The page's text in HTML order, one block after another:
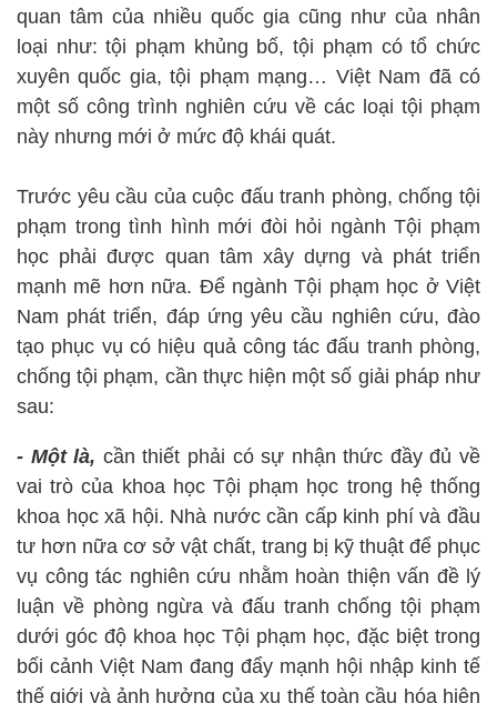
quan tâm của nhiều quốc gia cũng như của nhân
loại như: tội phạm khủng bố, tội phạm có tổ chức
xuyên quốc gia, tội phạm mạng… Việt Nam đã có
một số công trình nghiên cứu về các loại tội phạm
này nhưng mới ở mức độ khái quát.
Trước yêu cầu của cuộc đấu tranh phòng, chống tội
phạm trong tình hình mới đòi hỏi ngành Tội phạm
học phải được quan tâm xây dựng và phát triển
mạnh mẽ hơn nữa. Để ngành Tội phạm học ở Việt
Nam phát triển, đáp ứng yêu cầu nghiên cứu, đào
tạo phục vụ có hiệu quả công tác đấu tranh phòng,
chống tội phạm, cần thực hiện một số giải pháp như
sau:
- Một là, cần thiết phải có sự nhận thức đầy đủ về
vai trò của khoa học Tội phạm học trong hệ thống
khoa học xã hội. Nhà nước cần cấp kinh phí và đầu
tư hơn nữa cơ sở vật chất, trang bị kỹ thuật để phục
vụ công tác nghiên cứu nhằm hoàn thiện vấn đề lý
luận về phòng ngừa và đấu tranh chống tội phạm
dưới góc độ khoa học Tội phạm học, đặc biệt trong
bối cảnh Việt Nam đang đẩy mạnh hội nhập kinh tế
thế giới và ảnh hưởng của xu thế toàn cầu hóa hiện